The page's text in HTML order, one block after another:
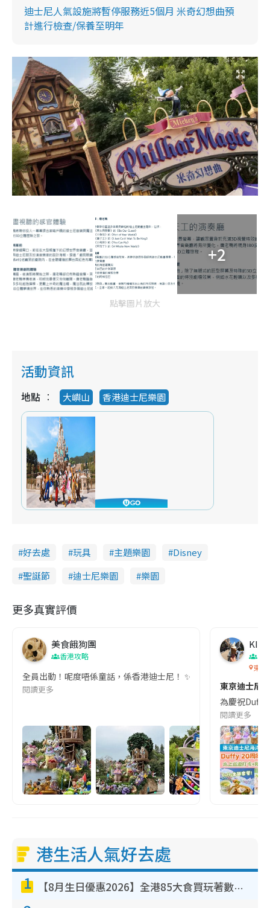
迪士尼人氣設施將暫停服務近5個月 米奇幻想曲預
計進行檢查/保養至明年
+2
點擊圖片放大
活動資訊
地點 大嶼山 香港迪士尼樂園
好去處 玩具 主題樂園
Disney
聖誕節
迪士尼樂園 樂園
更多真實評價
美食餓狗團
香港攻略
全員出動！呢度唔係童話，係香港迪士尼！ ✨夢幻時刻終於降臨
閱讀更多
東京
東京迪士尼
為慶祝Duffy
閱讀更多
港生活人氣好去處
1 【8月生日優惠2026】全港85大食買玩著數攻略 自助餐/火鍋放題同行免費＋誠品/DONKI送現金券